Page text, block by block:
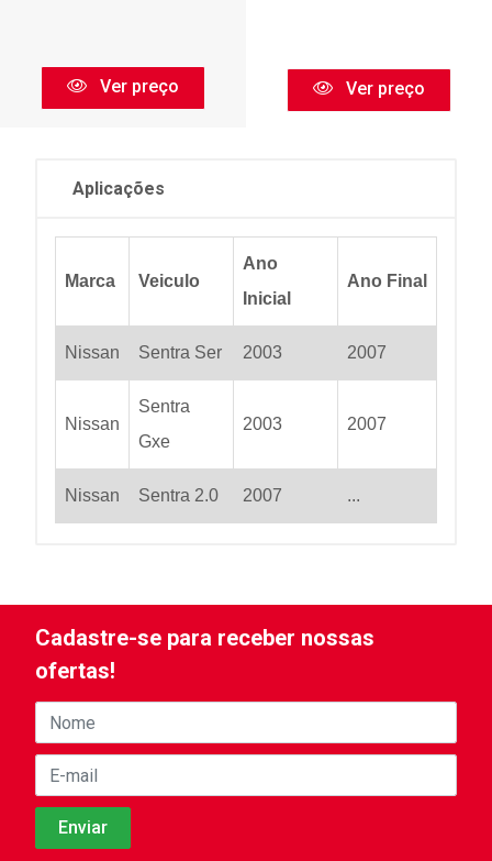
Ver preço Ver preço
Aplicações
Marca Veiculo
Ano
Inicial
Ano Final
Nissan Sentra Ser 2003 2007
Nissan
Sentra
Gxe
2003 2007
Nissan Sentra 2.0 2007 ...
Cadastre-se para receber nossas
ofertas!